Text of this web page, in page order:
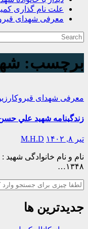
علت نام گذاری
معرفی شهدای
برچسب:
معرفی شهدای
زندگينامه شهيد علي
تیر ۸, ۱۴۰۲ M.H.D
۱۳۴۸…
جستجو
جدیدترین ها